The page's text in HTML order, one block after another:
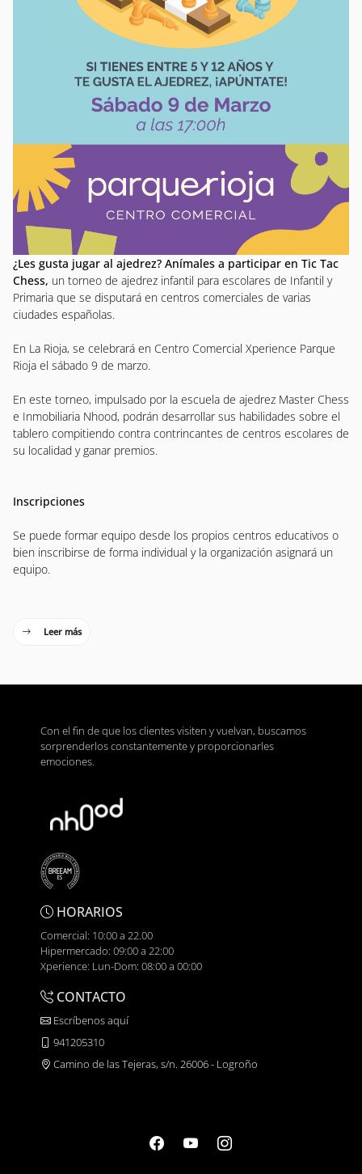
¿Les gusta jugar al ajedrez? Anímales a participar en Tic Tac
Chess, un torneo de ajedrez infantil para escolares de Infantil y
Primaria que se disputará en centros comerciales de varias
ciudades españolas.
En La Rioja, se celebrará en Centro Comercial Xperience Parque
Rioja el sábado 9 de marzo.
En este torneo, impulsado por la escuela de ajedrez Master Chess
e Inmobiliaria Nhood, podrán desarrollar sus habilidades sobre el
tablero compitiendo contra contrincantes de centros escolares de
su localidad y ganar premios.
Inscripciones
Se puede formar equipo desde los propios centros educativos o
bien inscribirse de forma individual y la organización asignará un
equipo.
Leer más
Con el fin de que los clientes visiten y vuelvan, buscamos
sorprenderlos constantemente y proporcionarles
emociones.
HORARIOS
Comercial: 10:00 a 22.00
Hipermercado: 09:00 a 22:00
Xperience: Lun-Dom: 08:00 a 00:00
CONTACTO
Escríbenos aquí
941205310
Camino de las Tejeras, s/n. 26006 - Logroño